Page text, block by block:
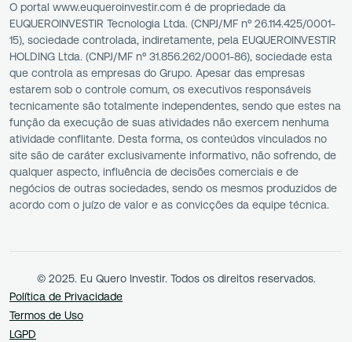
O portal www.euqueroinvestir.com é de propriedade da
EUQUEROINVESTIR Tecnologia Ltda. (CNPJ/MF nº 26.114.425/0001-
15), sociedade controlada, indiretamente, pela EUQUEROINVESTIR
HOLDING Ltda. (CNPJ/MF nº 31.856.262/0001-86), sociedade esta
que controla as empresas do Grupo. Apesar das empresas
estarem sob o controle comum, os executivos responsáveis
tecnicamente são totalmente independentes, sendo que estes na
função da execução de suas atividades não exercem nenhuma
atividade conflitante. Desta forma, os conteúdos vinculados no
site são de caráter exclusivamente informativo, não sofrendo, de
qualquer aspecto, influência de decisões comerciais e de
negócios de outras sociedades, sendo os mesmos produzidos de
acordo com o juízo de valor e as convicções da equipe técnica.
© 2025. Eu Quero Investir. Todos os direitos reservados.
Política de Privacidade
Termos de Uso
LGPD